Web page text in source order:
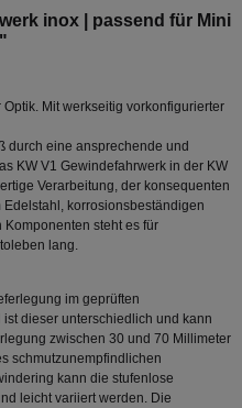
inox | passend für Mini
Mit werkseitig vorkonfigurierter
durch eine ansprechende und
KW V1 Gewindefahrwerk in der KW
Verarbeitung, der konsequenten
korrosionsbeständigen
steht es für
lang.
im geprüften
dieser unterschiedlich und kann
zwischen 30 und 70 Millimeter
schmutzunempfindlichen
kann die stufenlose
leicht variiert werden. Die